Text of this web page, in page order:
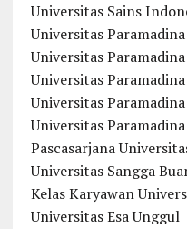
Universitas Sains
Universitas Paramadina
Universitas
Universitas Paramadina
Universitas
Universitas
Pascasarjana
Universitas Sangga
Kelas Karyawan
Universitas Esa Unggul